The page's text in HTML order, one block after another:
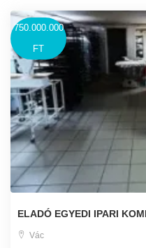
750.000.000
FT
ELADÓ EGYEDI IPARI
Vác